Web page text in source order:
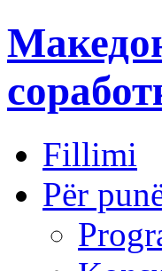
Fillimi
Për